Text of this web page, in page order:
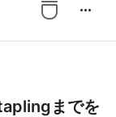
more_horiz
までを